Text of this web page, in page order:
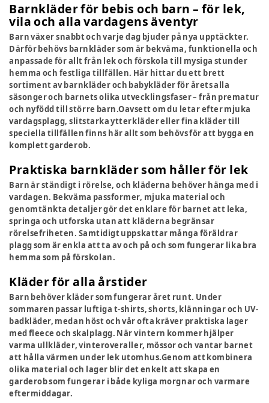
Barnkläder för bebis och barn – för lek,
vila och alla vardagens äventyr
Barn växer snabbt och varje dag bjuder på nya upptäckter.
Därför behövs barnkläder som är bekväma, funktionella och
anpassade för allt från lek och förskola till mysiga stunder
hemma och festliga tillfällen. Här hittar du ett brett
sortiment av barnkläder och babykläder för årets alla
säsonger och barnets olika utvecklingsfaser – från prematur
och nyfödd till större barn.Oavsett om du letar efter mjuka
vardagsplagg, slitstarka ytterkläder eller fina kläder till
speciella tillfällen finns här allt som behövs för att bygga en
komplett garderob.
Praktiska barnkläder som håller för lek
Barn är ständigt i rörelse, och kläderna behöver hänga med i
vardagen. Bekväma passformer, mjuka material och
genomtänkta detaljer gör det enklare för barnet att leka,
springa och utforska utan att kläderna begränsar
rörelsefriheten. Samtidigt uppskattar många föräldrar
plagg som är enkla att ta av och på och som fungerar lika bra
hemma som på förskolan.
Kläder för alla årstider
Barn behöver kläder som fungerar året runt. Under
sommaren passar luftiga t-shirts, shorts, klänningar och UV-
badkläder, medan höst och vår ofta kräver praktiska lager
med fleece och skalplagg. När vintern kommer hjälper
varma ullkläder, vinteroveraller, mössor och vantar barnet
att hålla värmen under lek utomhus.Genom att kombinera
olika material och lager blir det enkelt att skapa en
garderob som fungerar i både kyliga morgnar och varmare
eftermiddagar.